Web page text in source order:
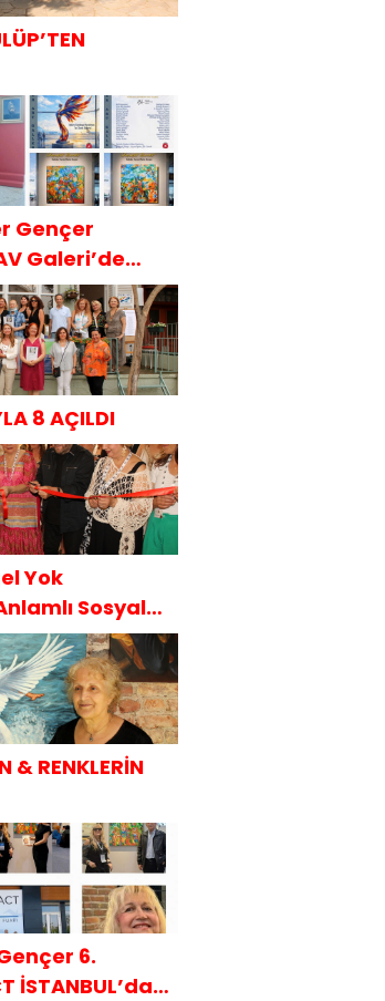
Gençer
Galeri’de
8 AÇILDI
Yok
Sosyal
& RENKLERİN
6.
İSTANBUL’da